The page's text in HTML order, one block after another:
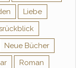
Liebe
Neue Bücher
Roman